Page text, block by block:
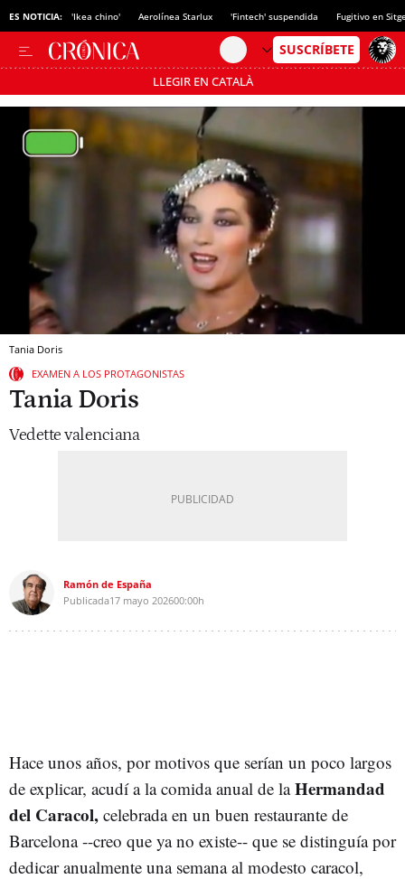
ES NOTICIA: 'Ikea chino' Aerolínea Starlux 'Fintech' suspendida Fugitivo en
LLEGIR EN CATALÀ
Pásate al MODO AHORRO
Tania Doris
EXAMEN A LOS PROTAGONISTAS
Tania Doris
Vedette valenciana
Ramón de España
Publicada17 mayo 202600:00h
Hace unos años, por motivos que serían un poco largos
de explicar, acudí a la comida anual de laHermandad
del Caracol, celebrada en un buen restaurante de
Barcelona --creo que ya no existe-- que se distinguía por
dedicar anualmente una semana al modesto caracol,